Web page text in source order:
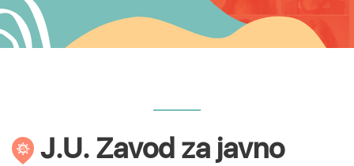
J.U. Zavod za javno